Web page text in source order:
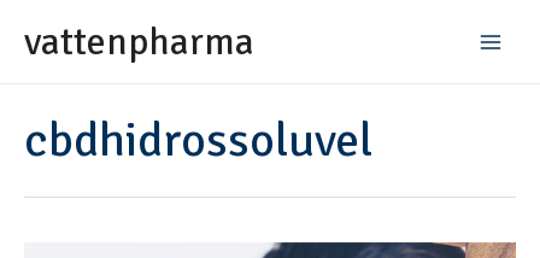
vattenpharma
cbdhidrossoluvel